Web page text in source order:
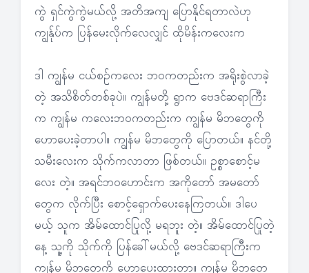
ကွဲ ရှင်ကွဲကွဲမယ်လို့ အတိအကျ ပြောနိုင်ရတာလဲဟု
ကျွန်ုပ်က ပြန်မေးလိုက်လေလျှင် ထိုမိန်းကလေးက
ဒါ ကျွန်မ ငယ်စဉ်ကလေး ဘဝကတည်းက အရိုးစွဲလာခဲ့
တဲ့ အသိစိတ်တစ်ခုပဲ။ ကျွန်မတို့ ရွာက ဗေဒင်ဆရာကြီး
က ကျွန်မ ကလေးဘဝကတည်းက ကျွန်မ မိဘတွေကို
ဟောပေးခဲ့တာပါ။ ကျွန်မ မိဘတွေကို ပြောတယ်။ နင်တို့
သမီးလေးက သိုက်ကလာတာ ဖြစ်တယ်။ ဥစ္စာစောင့်မ
လေး တဲ့။ အရင်ဘဝဟောင်းက အကိုတော် အမတော်
တွေက လိုက်ပြီး စောင့်ရှောက်ပေးနေကြတယ်။ ဒါပေ
မယ့် သူက အိမ်ထောင်ပြုလို့ မရဘူး တဲ့။ အိမ်ထောင်ပြုတဲ့
နေ့ သူ့ကို သိုက်ကို ပြန်ခေါ်မယ်လို့ ဗေဒင်ဆရာကြီးက
ကျွန်မ မိဘတွေကို ဟောပေးထားတာ။ ကျွန်မ မိဘတွေ